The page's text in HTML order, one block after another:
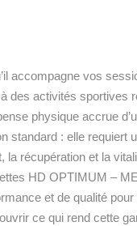
accompagne vos
des activités sportives
physique accrue
standard : elle requiert
la récupération et la
HD OPTIMUM –
et de qualité
ce qui rend cette